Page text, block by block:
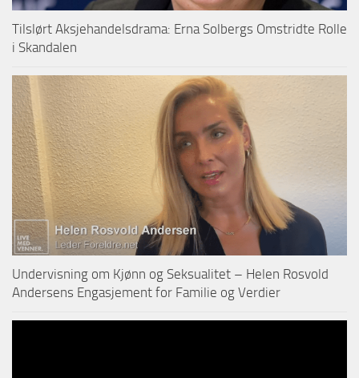
Tilslørt Aksjehandelsdrama: Erna Solbergs Omstridte Rolle
i Skandalen
Undervisning om Kjønn og Seksualitet – Helen Rosvold
Andersens Engasjement for Familie og Verdier